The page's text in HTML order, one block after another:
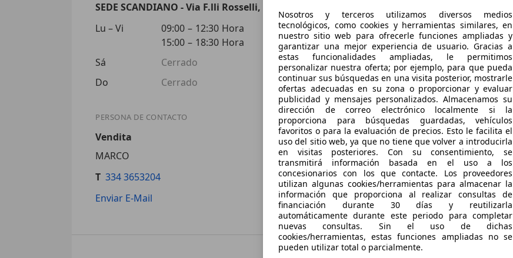
SEDE SCANDIANO - Via F.lli Rosselli, 24
Lu – Vi
09:00 – 12:30 Hora
15:00 – 18:30 Hora
Sá
Cerrado
Do
Cerrado
PERSONA DE CONTACTO
Vendita
MARCO
T 334 3653204
Enviar E-Mail
Nosotros y terceros utilizamos diversos medios
tecnológicos, como cookies y herramientas similares, en
nuestro sitio web para ofrecerle funciones ampliadas y
garantizar una mejor experiencia de usuario. Gracias a
estas funcionalidades ampliadas, le permitimos
personalizar nuestra oferta; por ejemplo, para que pueda
continuar sus búsquedas en una visita posterior, mostrarle
ofertas adecuadas en su zona o proporcionar y evaluar
publicidad y mensajes personalizados. Almacenamos su
dirección de correo electrónico localmente si la
proporciona para búsquedas guardadas, vehículos
favoritos o para la evaluación de precios. Esto le facilita el
uso del sitio web, ya que no tiene que volver a introducirla
en visitas posteriores. Con su consentimiento, se
transmitirá información basada en el uso a los
concesionarios con los que contacte. Los proveedores
utilizan algunas cookies/herramientas para almacenar la
información que proporciona al realizar consultas de
financiación durante 30 días y reutilizarla
automáticamente durante este periodo para completar
nuevas consultas. Sin el uso de dichas
cookies/herramientas, estas funciones ampliadas no se
pueden utilizar total o parcialmente.